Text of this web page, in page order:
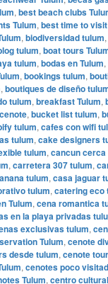
, best beach clubs
Tulum, best time to visit
, biodiversidad tulum,
tulum, boat tours
tulum, bodas en Tulum,
, bookings tulum,
, boutiques de diseño
tulum, breakfast Tulum,
, bucket list tulum,
tulum, cafes con wifi
tulum, cake designers
tulum, cancun cerca
, carretera 307 tulum,
tulum, casa jaguar
tulum, catering eco
Tulum, cena romantica
en la playa privadas
exclusivas tulum,
Tulum, cenote
desde tulum, cenote
, cenotes poco
Tulum, centro